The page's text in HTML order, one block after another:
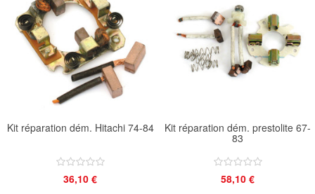
Kit réparation dém. Hitachi 74-84
36,10 €
Kit réparation dém. prestolite 67-
83
58,10 €